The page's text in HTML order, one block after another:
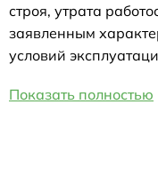
строя, утрата
заявленным
условий
Показать полностью